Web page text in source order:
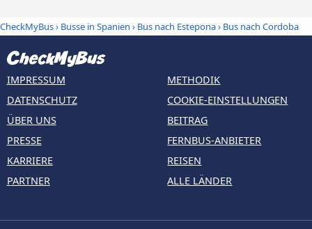
CheckMyBus› Busse in Spanien › Bus nach Estepona› Bus nach Cordoba
IMPRESSUM
DATENSCHUTZ
ÜBER UNS
PRESSE
KARRIERE
PARTNER
METHODIK
COOKIE-EINSTELLUNGEN
BEITRAG
FERNBUS-ANBIETER
REISEN
ALLE LÄNDER